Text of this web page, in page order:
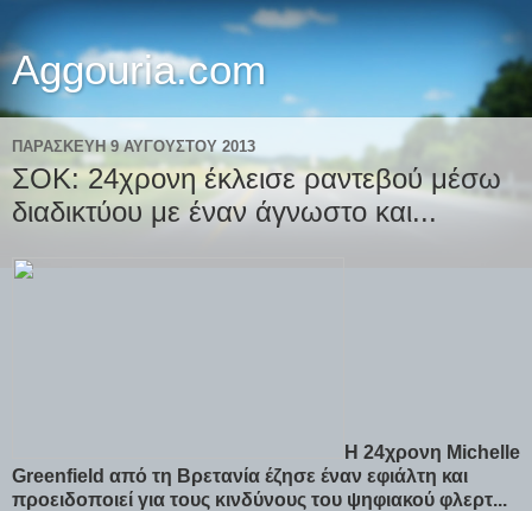
Aggouria.com
ΠΑΡΑΣΚΕΥΉ 9 ΑΥΓΟΎΣΤΟΥ 2013
ΣΟΚ: 24χρονη έκλεισε ραντεβού μέσω
διαδικτύου με έναν άγνωστο και...
Η 24χρονη Michelle
Greenfield από τη Βρετανία έζησε έναν εφιάλτη και
προειδοποιεί για τους κινδύνους του ψηφιακού φλερτ...